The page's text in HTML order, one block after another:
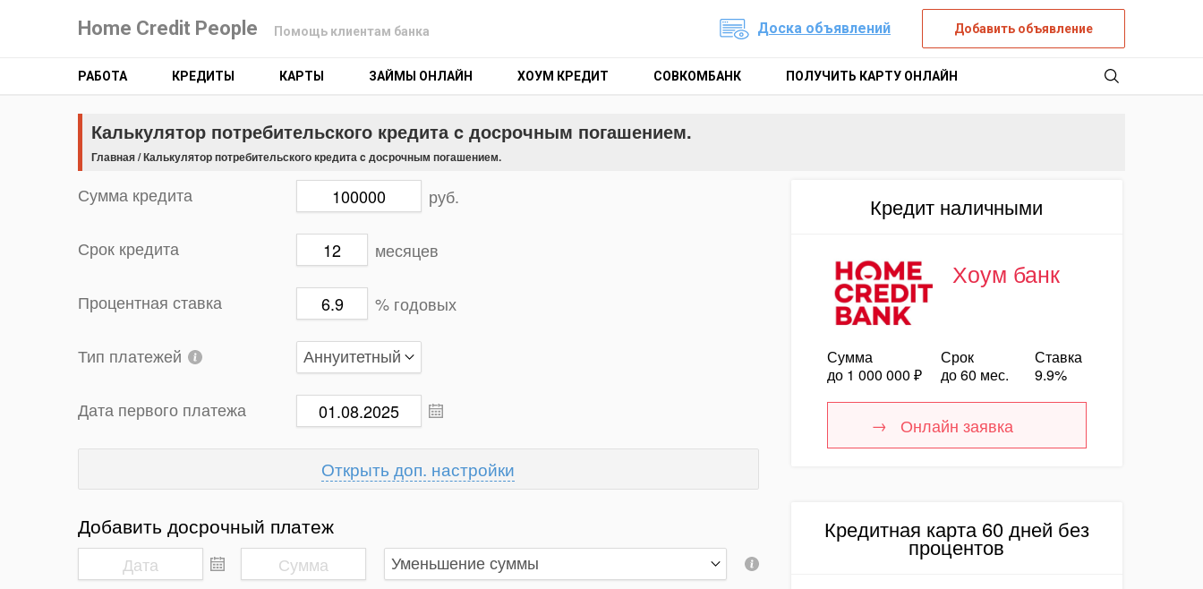
Home Credit People Помощь клиентам банка Доска объявлений Добавить объявление
РАБОТА КРЕДИТЫ КАРТЫ ЗАЙМЫ ОНЛАЙН ХОУМ КРЕДИТ СОВКОМБАНК ПОЛУЧИТЬ КАРТУ ОНЛАЙН
Калькулятор потребительского кредита c досрочным погашением.
Главная/Калькулятор потребительского кредита c досрочным погашением.
Сумма кредита руб.
Срок кредита месяцев
Процентная ставка % годовых
Тип платежей
Дата первого платежа
доп. настройки
Добавить досрочный платеж
Кредит наличными
Хоум банк
Сумма
до 1 000 000 ₽
Срок
до 60 мес.
Ставка
9.9%
Онлайн заявка
Кредитная карта 60 дней без
процентов